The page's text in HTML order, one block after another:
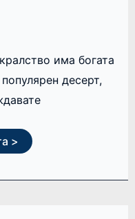
има богата
десерт,
>